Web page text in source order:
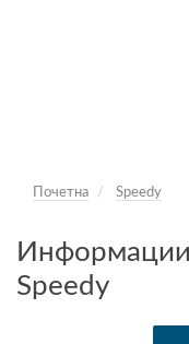
Почетна Speedy
Информации
Speedy